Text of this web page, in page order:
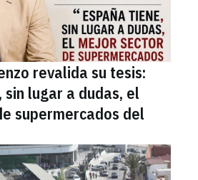
revalida su tesis:
lugar a dudas, el
supermercados del